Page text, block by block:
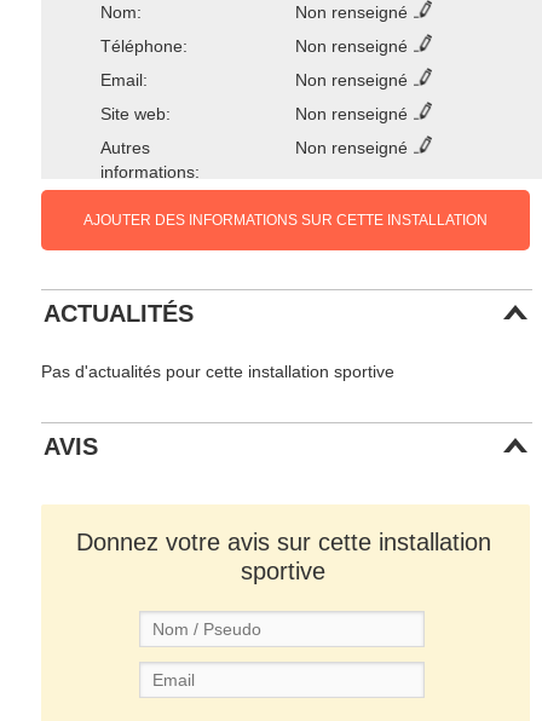
Nom:
Non renseigné
Téléphone:
Non renseigné
Email:
Non renseigné
Site web:
Non renseigné
Autres
informations:
Non renseigné
AJOUTER DES INFORMATIONS SUR CETTE INSTALLATION
ACTUALITÉS
Pas d'actualités pour cette installation sportive
AVIS
Donnez votre avis sur cette installation
sportive